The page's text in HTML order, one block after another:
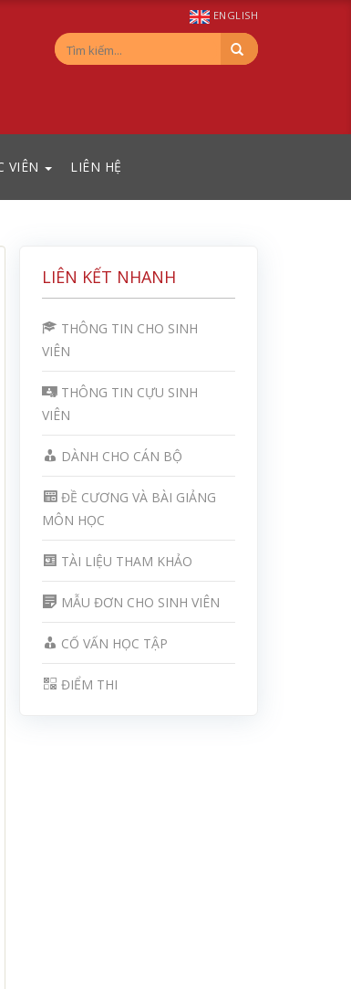
ENGLISH
VIÊN LIÊN HỆ
LIÊN KẾT NHANH
THÔNG TIN CHO SINH
VIÊN
THÔNG TIN CỰU SINH
VIÊN
DÀNH CHO CÁN BỘ
ĐỀ CƯƠNG VÀ BÀI GIẢNG
MÔN HỌC
TÀI LIỆU THAM KHẢO
MẪU ĐƠN CHO SINH VIÊN
CỐ VẤN HỌC TẬP
ĐIỂM THI